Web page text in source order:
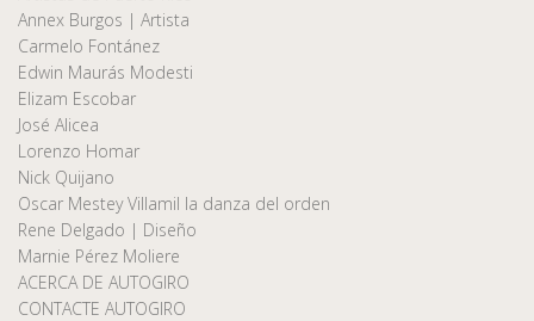
Annex Burgos | Artista
Carmelo Fontánez
Edwin Maurás Modesti
Elizam Escobar
José Alicea
Lorenzo Homar
Nick Quijano
Oscar Mestey Villamil la danza del orden
Rene Delgado | Diseño
Marnie Pérez Moliere
ACERCA DE AUTOGIRO
CONTACTE AUTOGIRO